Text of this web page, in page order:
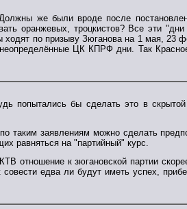
же были вроде после
оранжевых, троцкистов? Все эти "дни
ходят по призыву Зюганова на 1 мая, 23
неопределённые ЦК КПРФ дни. Так
попытались бы сделать это в
таким заявлениям можно сделать
равняться на "партийный" курс.
отношение к зюгановской партии
едва ли будут иметь успех,